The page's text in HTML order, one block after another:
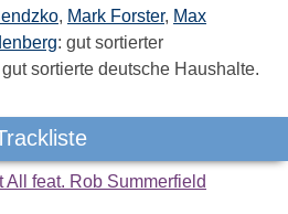
, Mark Forster, Max
: gut sortierter
sortierte deutsche Haushalte.
All feat. Rob Summerfield